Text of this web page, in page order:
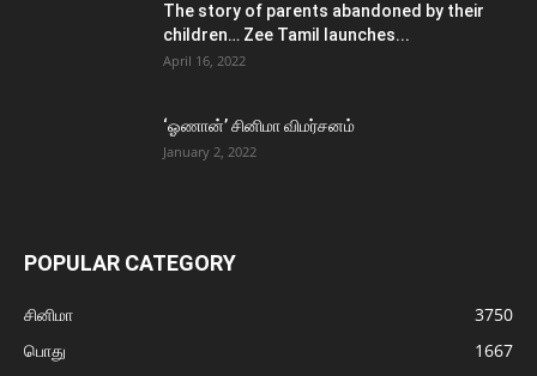
The story of parents abandoned by their
children… Zee Tamil launches...
April 16, 2022
‘ஓணான்’ சினிமா விமர்சனம்
January 2, 2022
POPULAR CATEGORY
சினிமா
3750
பொது
1667